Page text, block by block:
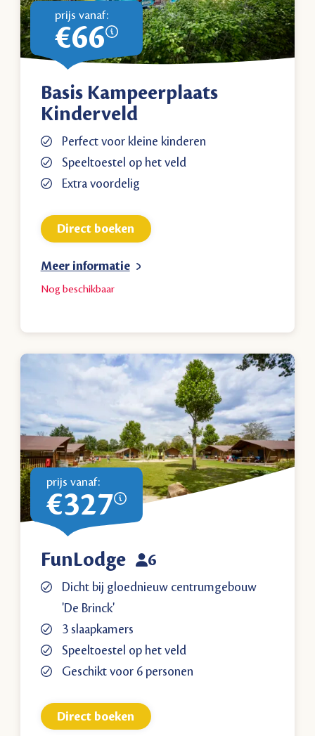
prijs vanaf:
€66
Basis Kampeerplaats
Kinderveld
Perfect voor kleine kinderen
Speeltoestel op het veld
Extra voordelig
Nog beschikbaar
Meer informatie
Direct boeken
prijs vanaf:
€327
FunLodge 6
Dicht bij gloednieuw centrumgebouw
'De Brinck'
3 slaapkamers
Speeltoestel op het veld
Geschikt voor 6 personen
Direct boeken